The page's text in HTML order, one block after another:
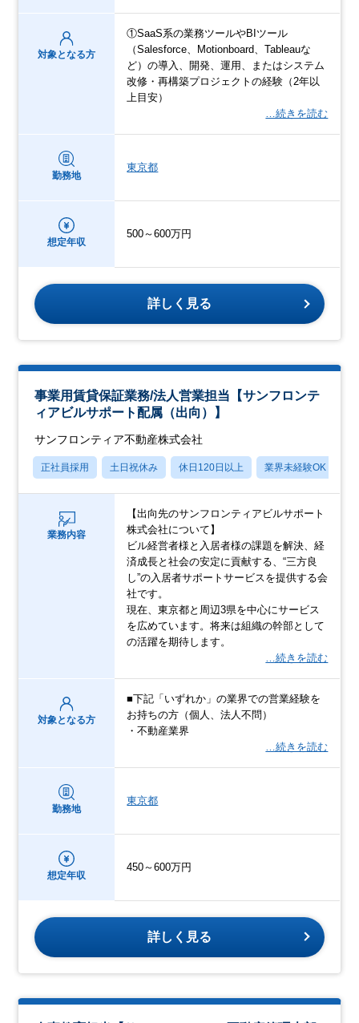
対象となる方
①SaaS系の業務ツールやBIツール
（Salesforce、Motionboard、Tableauな
ど）の導入、開発、運用、またはシステム
改修・再構築プロジェクトの経験（2年以
上目安）
…続きを読む
勤務地
東京都
想定年収
500～600万円
詳しく見る
事業用賃貸保証業務/法人営業担当【サンフロンテ
ィアビルサポート配属（出向）】
サンフロンティア不動産株式会社
正社員採用 土日祝休み 休日120日以上 業界未経験OK
業務内容
【出向先のサンフロンティアビルサポート
株式会社について】
ビル経営者様と入居者様の課題を解決、経
済成長と社会の安定に貢献する、“三方良
し”の入居者サポートサービスを提供する会
社です。
現在、東京都と周辺3県を中心にサービス
を広めています。将来は組織の幹部として
の活躍を期待します。
…続きを読む
対象となる方
■下記「いずれか」の業界での営業経験を
お持ちの方（個人、法人不問）
・不動産業界
…続きを読む
勤務地
東京都
想定年収
450～600万円
詳しく見る